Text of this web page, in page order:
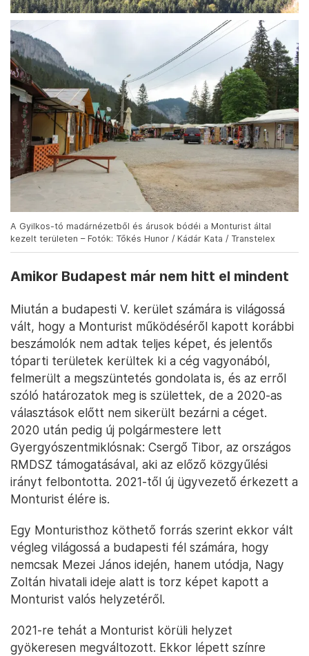
A Gyilkos-tó madárnézetből és árusok bódéi a Monturist által
kezelt területen – Fotók: Tőkés Hunor / Kádár Kata / Transtelex
Amikor Budapest már nem hitt el mindent
Miután a budapesti V. kerület számára is világossá
vált, hogy a Monturist működéséről kapott korábbi
beszámolók nem adtak teljes képet, és jelentős
tóparti területek kerültek ki a cég vagyonából,
felmerült a megszüntetés gondolata is, és az erről
szóló határozatok meg is születtek, de a 2020-as
választások előtt nem sikerült bezárni a céget.
2020 után pedig új polgármestere lett
Gyergyószentmiklósnak: Csergő Tibor, az országos
RMDSZ támogatásával, aki az előző közgyűlési
irányt felbontotta. 2021-től új ügyvezető érkezett a
Monturist élére is.
Egy Monturisthoz köthető forrás szerint ekkor vált
végleg világossá a budapesti fél számára, hogy
nemcsak Mezei János idején, hanem utódja, Nagy
Zoltán hivatali ideje alatt is torz képet kapott a
Monturist valós helyzetéről.
2021-re tehát a Monturist körüli helyzet
gyökeresen megváltozott. Ekkor lépett színre